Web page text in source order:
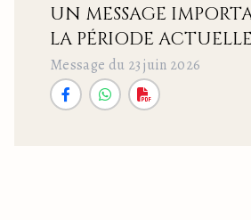
UN MESSAGE
LA PÉRIODE
Message du 23 juin 2026